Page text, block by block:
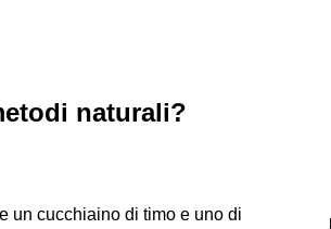
naturali?
un cucchiaino di timo e uno di